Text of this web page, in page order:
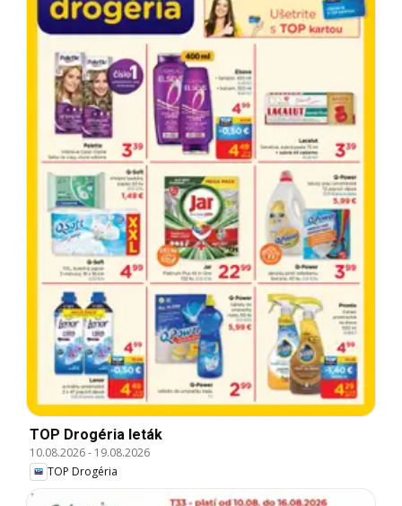
TOP Drogéria leták
10.08.2026- 19.08.2026
TOP Drogéria